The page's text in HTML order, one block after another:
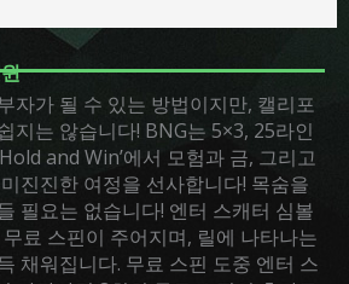
자가 될 수 있는 방법이지만, 캘리포
지는 않습니다! BNG는 5×3, 25라인
and Win’에서 모험과 금, 그리고
진진한 여정을 선사합니다! 목숨을
필요는 없습니다! 엔터 스캐터 심볼
료 스핀이 주어지며, 릴에 나타나는
채워집니다. 무료 스핀 도중 엔터 스